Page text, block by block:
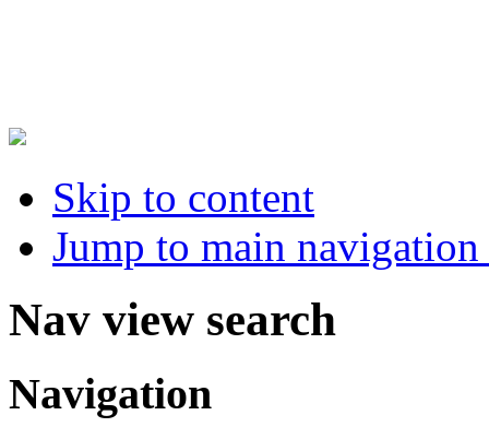
Skip to content
Jump to main
Nav view search
Navigation